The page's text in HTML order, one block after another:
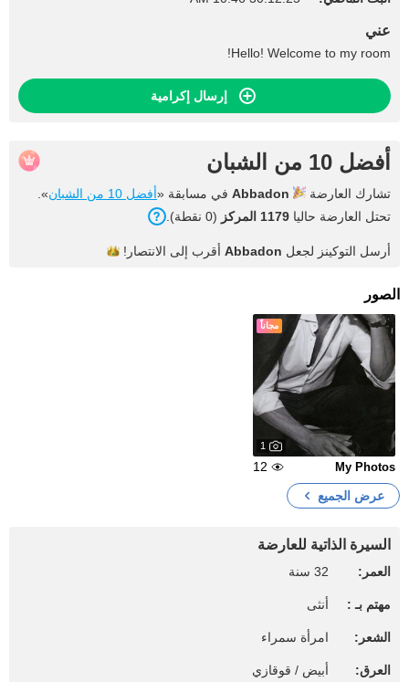
عني
Hello! Welcome to my room!
إرسال إكرامية
أفضل 10 من الشبان
تشارك العارضة Abbadon في مسابقة «أفضل 10 من الشبان
».
تحتل العارضة حاليا 1179 المركز (0 نقطة).
أرسل التوكينز لجعل Abbadon أقرب إلى الانتصار!
الصور
مجاناً
1
My Photos
12
عرض الجميع
السيرة الذاتية للعارضة
العمر: 32 سنة
مهتم بـ : أنثى
الشعر: امرأة سمراء
العرق: أبيض / قوقازي